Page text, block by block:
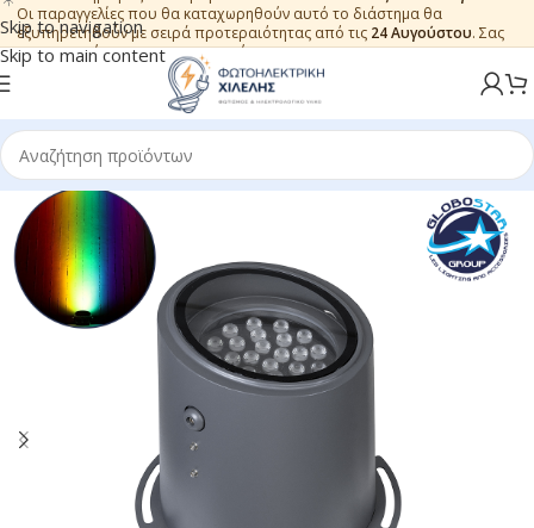
Skip to navigation
Skip to main content
Οι παραγγελίες που θα καταχωρηθούν αυτό το διάστημα θα
εξυπηρετηθούν με σειρά προτεραιότητας από τις 24 Αυγούστου. Σας
ευχαριστούμε για την εμπιστοσύνη.